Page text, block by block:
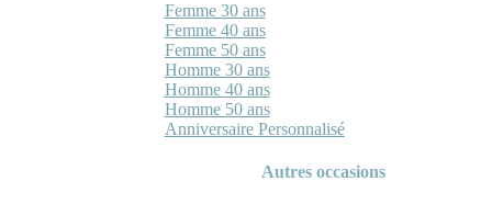
Femme 30 ans
Femme 40 ans
Femme 50 ans
Homme 30 ans
Homme 40 ans
Homme 50 ans
Anniversaire Personnalisé
Autres occasions